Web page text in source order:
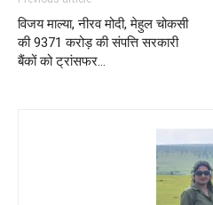
विजय माल्या, नीरव मोदी, मेहुल चोकसी
की 9371 करोड़ की संपत्ति सरकारी
बैंकों को ट्रांसफर…